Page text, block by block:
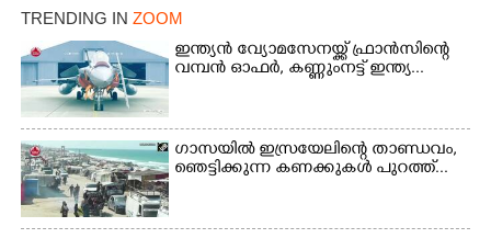
TRENDING IN ZOOM
ഇന്ത്യൻ വ്യോമസേനയ്ക്ക് ഫ്രാൻസിന്റെ
വമ്പൻ ഓഫർ, കണ്ണുംനട്ട് ഇന്ത്യ...
ഗാസയിൽ ഇസ്രയേലിന്റെ താണ്ഡവം,
ഞെട്ടിക്കുന്ന കണക്കുകൾ പുറത്ത്...
Copy Link